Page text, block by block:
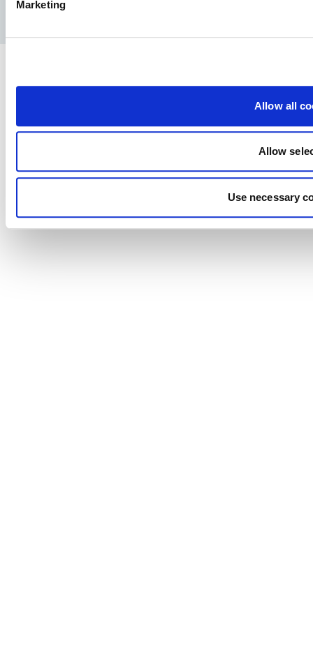
Marketing
Allow all
Allow
Use necessary
Privatlivspolitik